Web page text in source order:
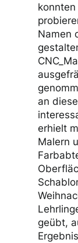
beim
hinaus
für eine
den
Namen
an
erhielt
Malern